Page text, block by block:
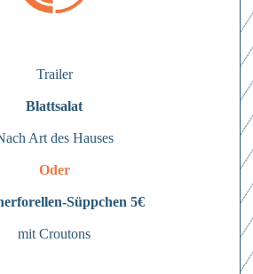
Trailer
Blattsalat
Art des Hauses
Oder
Süppchen 5€
mit Croutons